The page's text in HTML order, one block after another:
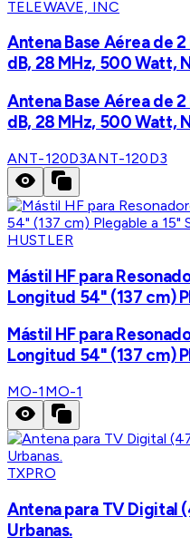
TELEWAVE, INC
Antena Base Aérea de
dB, 28 MHz, 500 Watt,
Antena Base Aérea de
dB, 28 MHz, 500 Watt,
ANT-120D3ANT-120D3
HUSTLER
Mástil HF para
Longitud 54" (137 cm)
Mástil HF para
Longitud 54" (137 cm)
MO-1 MO-1
TXPRO
Antena para TV Digital
Urbanas.